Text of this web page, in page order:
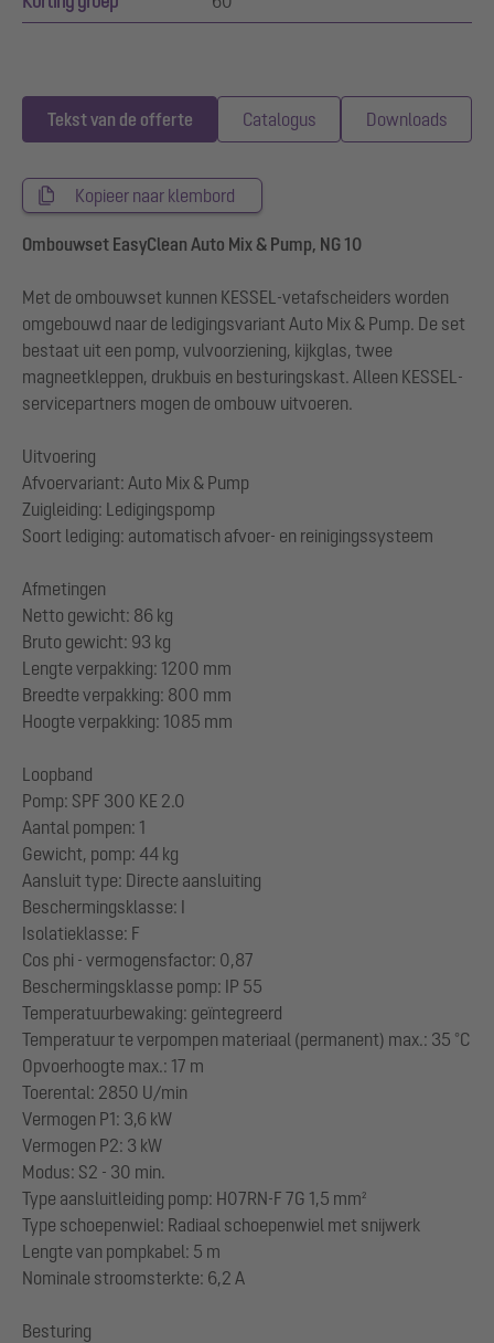
Tekst van de offerte Catalogus Downloads
Kopieer naar klembord
Ombouwset EasyClean Auto Mix & Pump, NG 10
Met de ombouwset kunnen KESSEL-vetafscheiders worden
omgebouwd naar de ledigingsvariant Auto Mix & Pump. De set
bestaat uit een pomp, vulvoorziening, kijkglas, twee
magneetkleppen, drukbuis en besturingskast. Alleen KESSEL-
servicepartners mogen de ombouw uitvoeren.
Uitvoering
Afvoervariant: Auto Mix & Pump
Zuigleiding: Ledigingspomp
Soort lediging: automatisch afvoer- en reinigingssysteem
Afmetingen
Netto gewicht: 86 kg
Bruto gewicht: 93 kg
Lengte verpakking: 1200 mm
Breedte verpakking: 800 mm
Hoogte verpakking: 1085 mm
Loopband
Pomp: SPF 300 KE 2.0
Aantal pompen: 1
Gewicht, pomp: 44 kg
Aansluit type: Directe aansluiting
Beschermingsklasse: I
Isolatieklasse: F
Cos phi - vermogensfactor: 0,87
Beschermingsklasse pomp: IP 55
Temperatuurbewaking: geïntegreerd
Temperatuur te verpompen materiaal (permanent) max.: 35 °C
Opvoerhoogte max.: 17 m
Toerental: 2850 U/min
Vermogen P1: 3,6 kW
Vermogen P2: 3 kW
Modus: S2 - 30 min.
Type aansluitleiding pomp: H07RN-F 7G 1,5 mm²
Type schoepenwiel: Radiaal schoepenwiel met snijwerk
Lengte van pompkabel: 5 m
Nominale stroomsterkte: 6,2 A
Besturing